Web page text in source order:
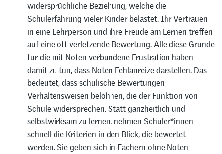
widersprüchliche Beziehung, welche die
Schulerfahrung vieler Kinder belastet. Ihr Vertrauen
in eine Lehrperson und ihre Freude am Lernen treffen
auf eine oft verletzende Bewertung. Alle diese Gründe
für die mit Noten verbundene Frustration haben
damit zu tun, dass Noten Fehlanreize darstellen. Das
bedeutet, dass schulische Bewertungen
Verhaltensweisen belohnen, die der Funktion von
Schule widersprechen. Statt ganzheitlich und
selbstwirksam zu lernen, nehmen Schüler*innen
schnell die Kriterien in den Blick, die bewertet
werden. Sie geben sich in Fächern ohne Noten